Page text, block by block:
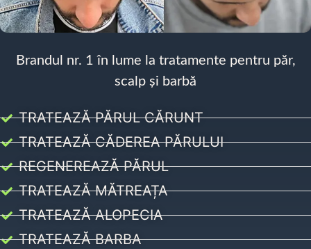
Brandul nr. 1 în lume la tratamente pentru păr,
scalp și barbă
TRATEAZĂ PĂRUL CĂRUNT
TRATEAZĂ CĂDEREA PĂRULUI
REGENEREAZĂ PĂRUL
TRATEAZĂ MĂTREAȚA
TRATEAZĂ ALOPECIA
TRATEAZĂ BARBA